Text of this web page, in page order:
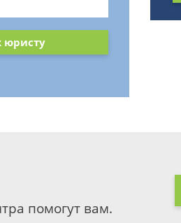
юристу
помогут вам.